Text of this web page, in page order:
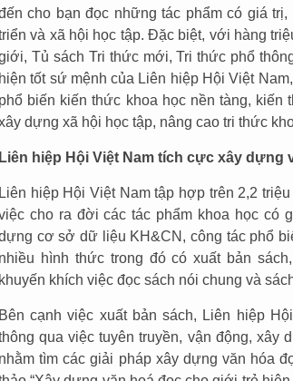
cho bạn đọc những tác phẩm có giá
và xã hội học tập. Đặc biệt, với hàng
Tủ sách Tri thức mới, Tri thức phổ
hiện tốt sứ mệnh của Liên hiệp Hội Việt
phổ biến kiến thức khoa học nền tàng,
dựng xã hội học tập, nâng cao tri thức
Liên hiệp Hội Việt Nam tích cực xây dựng
Liên hiệp Hội Việt Nam tập hợp trên 2,2
cho ra đời các tác phẩm khoa học có
cơ sở dữ liệu KH&CN, công tác phổ
nhiều hình thức trong đó có xuất bản
khuyến khích việc đọc sách nói chung và
Bên cạnh việc xuất bản sách, Liên hiệp
qua việc tuyên truyền, vận động, xây
nhằm tìm các giải pháp xây dựng văn hóa